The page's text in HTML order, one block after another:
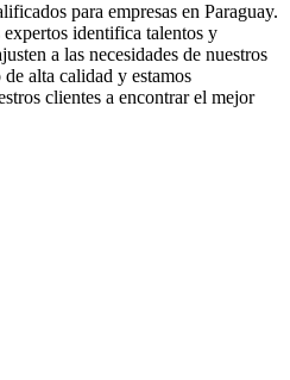
para empresas en Paraguay.
identifica talentos y
a las necesidades de nuestros
alta calidad y estamos
clientes a encontrar el mejor